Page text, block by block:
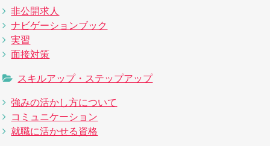
非公開求人
ナビゲーションブック
実習
面接対策
スキルアップ・ステップアップ
強みの活かし方について
コミュニケーション
就職に活かせる資格